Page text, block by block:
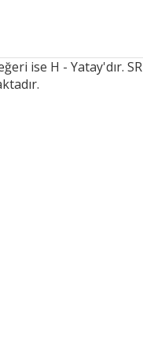
ise H - Yatay'dır. SR